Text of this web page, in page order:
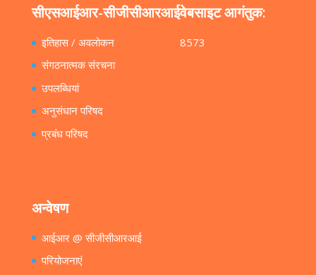
सीएसआईआर-सीजीसीआरआई
इतिहास / अवलोकन
संगठनात्मक संरचना
उपलब्धियां
अनुसंधान परिषद
प्रबंध परिषद
वेबसाइट आगंतुक:
8573
अन्वेषण
आईआर @ सीजीसीआरआई
परियोजनाएं